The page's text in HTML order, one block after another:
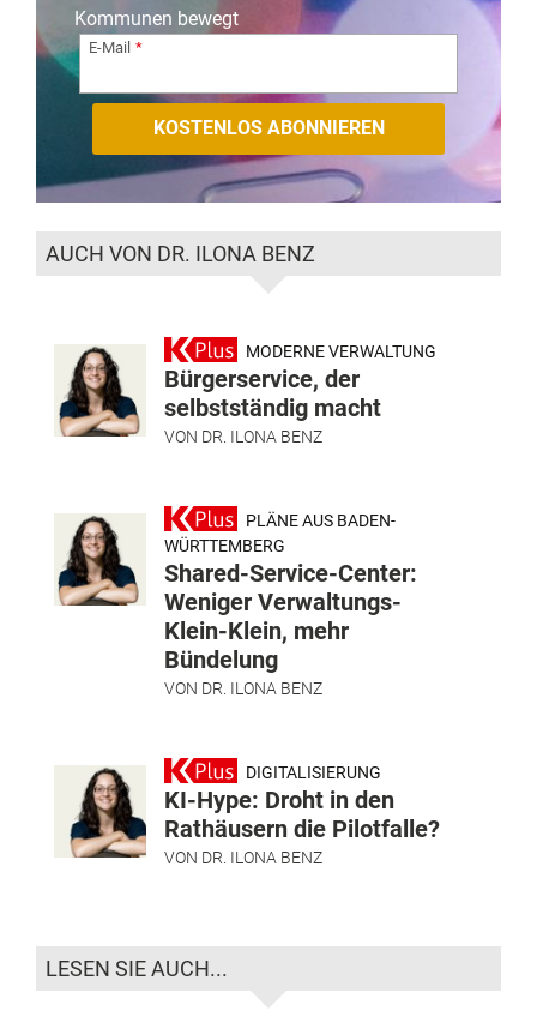
Kommunen bewegt
E-Mail
AUCH VON DR. ILONA BENZ
MODERNE VERWALTUNG
Bürgerservice, der
selbstständig macht
VON DR. ILONA BENZ
PLÄNE AUS BADEN-
WÜRTTEMBERG
Shared-Service-Center:
Weniger Verwaltungs-
Klein-Klein, mehr
Bündelung
VON DR. ILONA BENZ
DIGITALISIERUNG
KI-Hype: Droht in den
Rathäusern die Pilotfalle?
VON DR. ILONA BENZ
LESEN SIE AUCH...